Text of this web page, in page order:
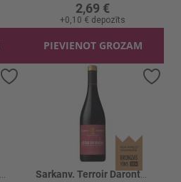
2,69 €
+0,10 € depozīts
PIEVIENOT GROZAM
Pievienot vēlmju sarakstam
Sarkanv. Terroir Daronton Cotes Du Rhone 13%